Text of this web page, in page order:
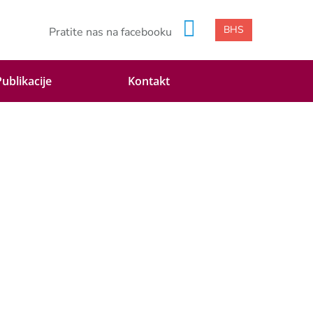
Pratite nas na facebooku BHS
Kontakt